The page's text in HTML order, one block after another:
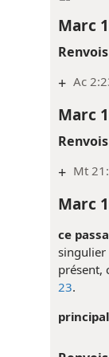
Marc
Renvois
+ Ac
Marc
Renvois
+ Mt
Marc
ce
présent,
23.